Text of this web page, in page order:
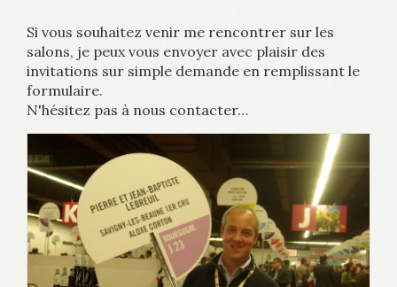
Si vous souhaitez venir me rencontrer sur les
salons, je peux vous envoyer avec plaisir des
invitations sur simple demande en remplissant le
formulaire.
N'hésitez pas à nous contacter…